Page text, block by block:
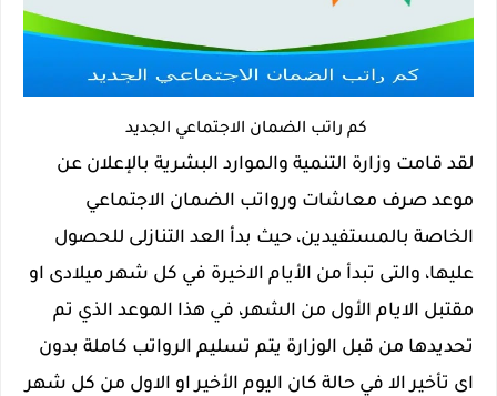
كم راتب الضمان الاجتماعي الجديد
لقد قامت وزارة التنمية والموارد البشرية بالإعلان عن
موعد صرف معاشات ورواتب الضمان الاجتماعي
الخاصة بالمستفيدين، حيث بدأ العد التنازلى للحصول
عليها، والتى تبدأ من الأيام الاخيرة في كل شهر ميلادى او
مقتبل الايام الأول من الشهر، في هذا الموعد الذي تم
تحديدها من قبل الوزارة يتم تسليم الرواتب كاملة بدون
اى تأخير الا في حالة كان اليوم الأخير او الاول من كل شهر